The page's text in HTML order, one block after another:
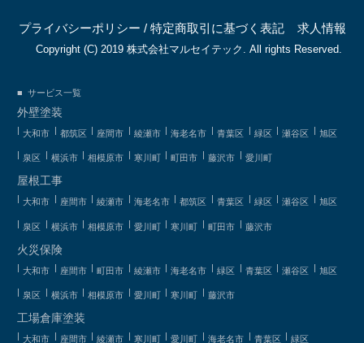
プライバシーポリシー / 特定商取引に基づく表記 求人情報
Copyright (C) 2019 株式会社マルセイテック. All rights Reserved.
サービス一覧
外壁塗装
大和市 都筑区 座間市 綾瀬市 海老名市 青葉区 緑区 瀬谷区 旭区
泉区 横浜市 相模原市 寒川町 町田市 藤沢市 愛川町
屋根工事
大和市 座間市 綾瀬市 海老名市 都筑区 青葉区 緑区 瀬谷区 旭区
泉区 横浜市 相模原市 愛川町 寒川町 町田市 藤沢市
火災保険
大和市 座間市 町田市 綾瀬市 海老名市 緑区 青葉区 瀬谷区 旭区
泉区 横浜市 相模原市 愛川町 寒川町 藤沢市
工場倉庫塗装
大和市 座間市 綾瀬市 寒川町 愛川町 海老名市 青葉区 緑区